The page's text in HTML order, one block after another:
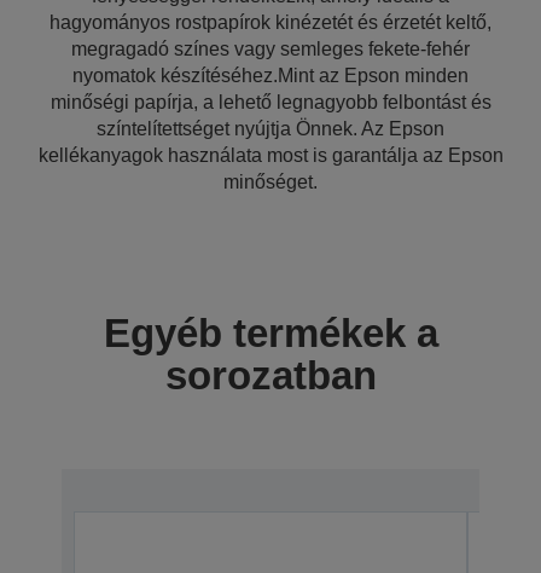
hagyományos rostpapírok kinézetét és érzetét keltő,
megragadó színes vagy semleges fekete-fehér
nyomatok készítéséhez.Mint az Epson minden
minőségi papírja, a lehető legnagyobb felbontást és
színtelítettséget nyújtja Önnek. Az Epson
kellékanyagok használata most is garantálja az Epson
minőséget.
Egyéb termékek a
sorozatban